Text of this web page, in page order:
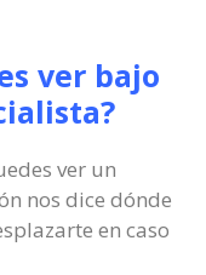
ver bajo
ver un
nos dice dónde
en caso